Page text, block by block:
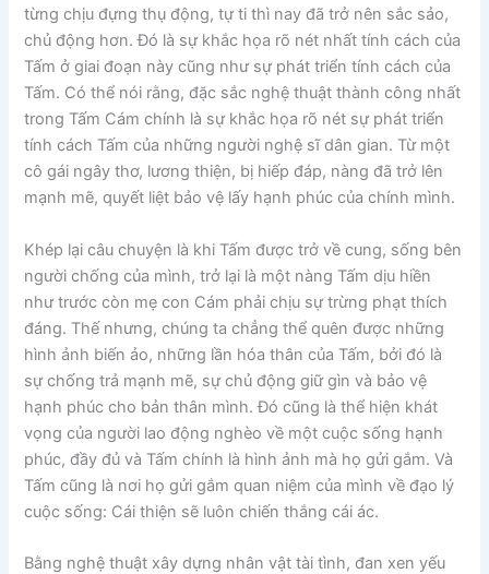
từng chịu đựng thụ động, tự ti thì nay đã trở nên sắc sảo,
chủ động hơn. Đó là sự khắc họa rõ nét nhất tính cách của
Tấm ở giai đoạn này cũng như sự phát triển tính cách của
Tấm. Có thể nói rằng, đặc sắc nghệ thuật thành công nhất
trong Tấm Cám chính là sự khắc họa rõ nét sự phát triển
tính cách Tấm của những người nghệ sĩ dân gian. Từ một
cô gái ngây thơ, lương thiện, bị hiếp đáp, nàng đã trở lên
mạnh mẽ, quyết liệt bảo vệ lấy hạnh phúc của chính mình.
Khép lại câu chuyện là khi Tấm được trở về cung, sống bên
người chống của mình, trở lại là một nàng Tấm dịu hiền
như trước còn mẹ con Cám phải chịu sự trừng phạt thích
đáng. Thế nhưng, chúng ta chẳng thể quên được những
hình ảnh biến ảo, những lần hóa thân của Tấm, bởi đó là
sự chống trả mạnh mẽ, sự chủ động giữ gìn và bảo vệ
hạnh phúc cho bản thân mình. Đó cũng là thể hiện khát
vọng của người lao động nghèo về một cuộc sống hạnh
phúc, đầy đủ và Tấm chính là hình ảnh mà họ gửi gắm. Và
Tấm cũng là nơi họ gửi gắm quan niệm của mình về đạo lý
cuộc sống: Cái thiện sẽ luôn chiến thắng cái ác.
Bằng nghệ thuật xây dựng nhân vật tài tình, đan xen yếu